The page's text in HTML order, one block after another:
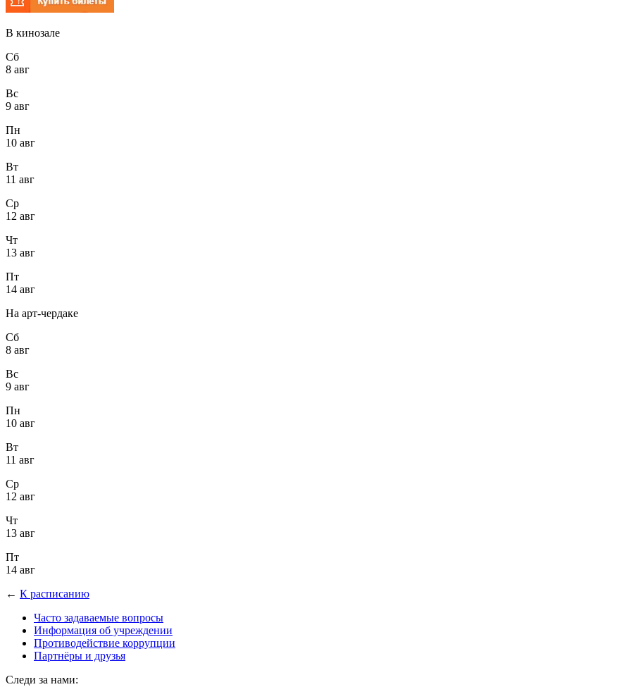
В кинозале
Сб
8 авг
Вс
9 авг
Пн
10 авг
Вт
11 авг
Ср
12 авг
Чт
13 авг
Пт
14 авг
На арт-чердаке
Сб
8 авг
Вс
9 авг
Пн
10 авг
Вт
11 авг
Ср
12 авг
Чт
13 авг
Пт
14 авг
← К расписанию
Часто задаваемые вопросы
Информация об учреждении
Противодействие коррупции
Партнёры и друзья
Следи за нами: